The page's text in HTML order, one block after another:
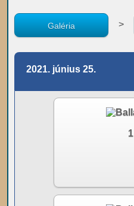
Galéria >
2021. június 25.
1